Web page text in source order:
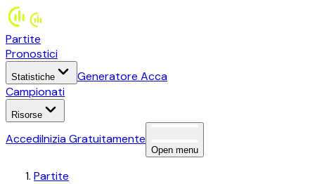
Partite
Pronostici
Statistiche
Generatore Acca
Campionati
Risorse
AccediInizia Gratuitamente
Open menu
Partite